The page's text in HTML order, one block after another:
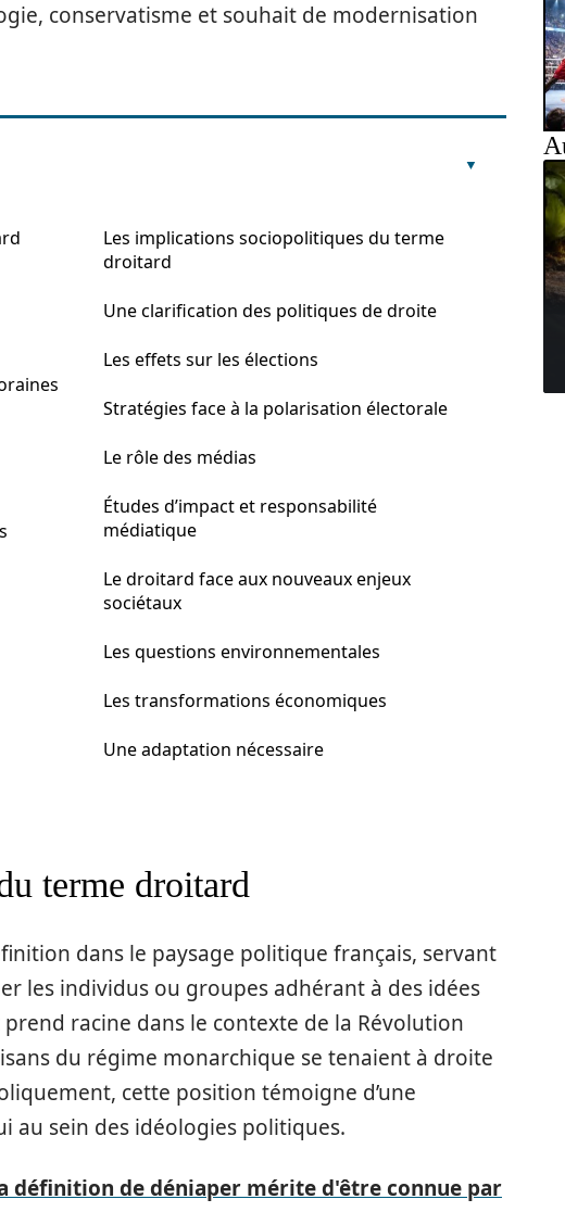
conservatisme et souhait de modernisation
Les implications sociopolitiques du terme
droitard
Une clarification des politiques de droite
Les effets sur les élections
Stratégies face à la polarisation électorale
Le rôle des médias
Études d’impact et responsabilité
médiatique
Le droitard face aux nouveaux enjeux
sociétaux
Les questions environnementales
Les transformations économiques
Une adaptation nécessaire
terme droitard
dans le paysage politique français, servant
les individus ou groupes adhérant à des idées
racine dans le contexte de la Révolution
du régime monarchique se tenaient à droite
cette position témoigne d’une
au sein des idéologies politiques.
définition de déniaper mérite d'être connue par